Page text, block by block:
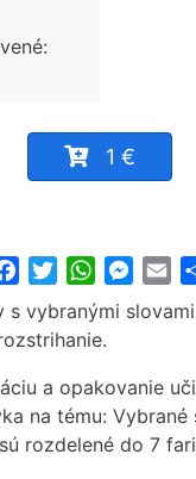
1 €
FacebookTwitterWhatsApp
s vybranými
a opakovanie
na tému: Vybrané
rozdelené do 7